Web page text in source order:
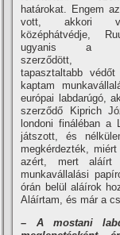
határokat. Engem
vott, akkori
középhátvédje,
ugyanis a
szerződött,
tapasztaltabb
kaptam
európai labdarúgó,
szerződő Kiprich
londoni fináléban a
játszott, és
megkérdezték,
azért, mert aláí­rt
munkavállalási
órán belül aláí­rok
Aláí­rtam, és már a
– A mostani